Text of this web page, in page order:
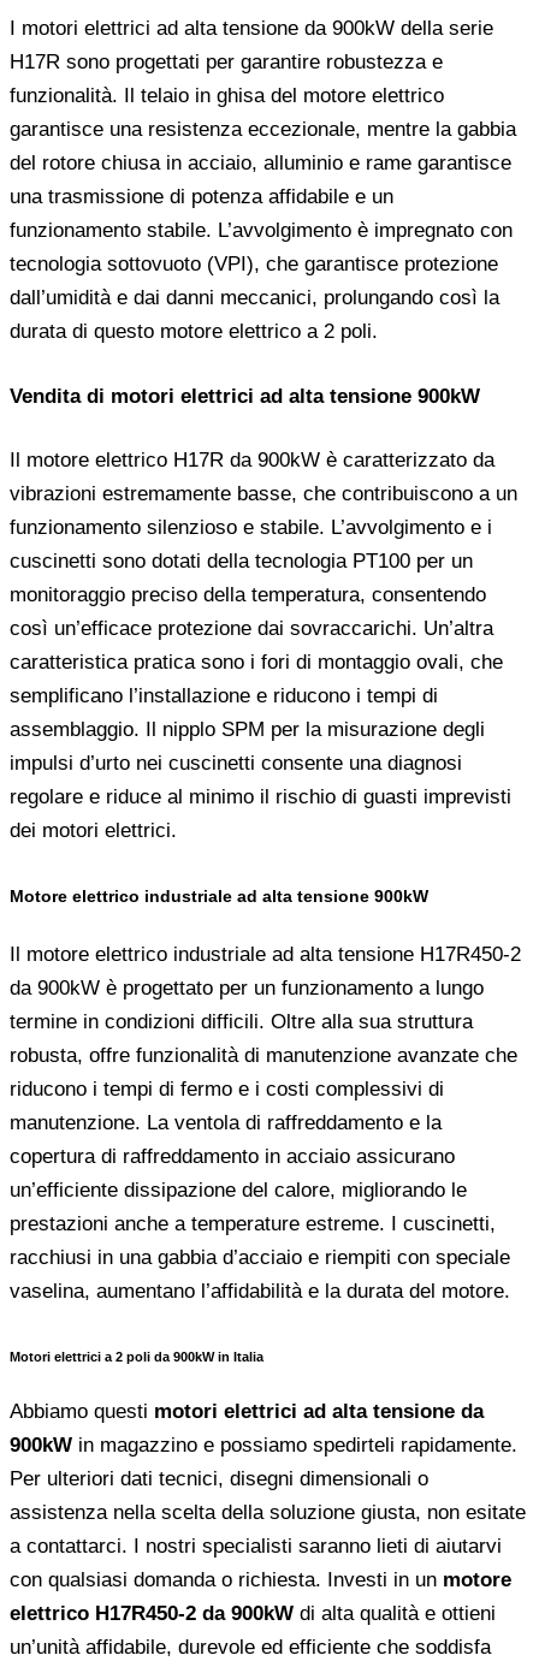
I motori elettrici ad alta tensione da 900kW della serie
H17R sono progettati per garantire robustezza e
funzionalità. Il telaio in ghisa del motore elettrico
garantisce una resistenza eccezionale, mentre la gabbia
del rotore chiusa in acciaio, alluminio e rame garantisce
una trasmissione di potenza affidabile e un
funzionamento stabile. L’avvolgimento è impregnato con
tecnologia sottovuoto (VPI), che garantisce protezione
dall’umidità e dai danni meccanici, prolungando così la
durata di questo motore elettrico a 2 poli.
Vendita di motori elettrici ad alta tensione 900kW
Il motore elettrico H17R da 900kW è caratterizzato da
vibrazioni estremamente basse, che contribuiscono a un
funzionamento silenzioso e stabile. L’avvolgimento e i
cuscinetti sono dotati della tecnologia PT100 per un
monitoraggio preciso della temperatura, consentendo
così un’efficace protezione dai sovraccarichi. Un’altra
caratteristica pratica sono i fori di montaggio ovali, che
semplificano l’installazione e riducono i tempi di
assemblaggio. Il nipplo SPM per la misurazione degli
impulsi d’urto nei cuscinetti consente una diagnosi
regolare e riduce al minimo il rischio di guasti imprevisti
dei motori elettrici.
Motore elettrico industriale ad alta tensione 900kW
Il motore elettrico industriale ad alta tensione H17R450-2
da 900kW è progettato per un funzionamento a lungo
termine in condizioni difficili. Oltre alla sua struttura
robusta, offre funzionalità di manutenzione avanzate che
riducono i tempi di fermo e i costi complessivi di
manutenzione. La ventola di raffreddamento e la
copertura di raffreddamento in acciaio assicurano
un’efficiente dissipazione del calore, migliorando le
prestazioni anche a temperature estreme. I cuscinetti,
racchiusi in una gabbia d’acciaio e riempiti con speciale
vaselina, aumentano l’affidabilità e la durata del motore.
Motori elettrici a 2 poli da 900kW in Italia
Abbiamo questi motori elettrici ad alta tensione da
900kW in magazzino e possiamo spedirteli rapidamente.
Per ulteriori dati tecnici, disegni dimensionali o
assistenza nella scelta della soluzione giusta, non esitate
a contattarci. I nostri specialisti saranno lieti di aiutarvi
con qualsiasi domanda o richiesta. Investi in un motore
elettrico H17R450-2 da 900kW di alta qualità e ottieni
un’unità affidabile, durevole ed efficiente che soddisfa